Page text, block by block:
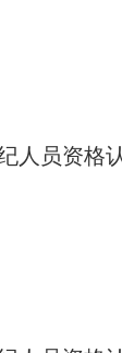
人员资格